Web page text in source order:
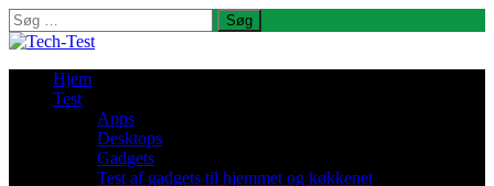
Søg
efter:
Hjem
Test
Apps
Desktops
Gadgets
Test af gadgets til hjemmet og køkkenet